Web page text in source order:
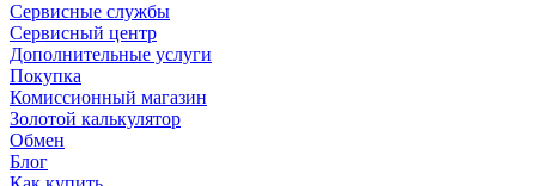
Сервисные службы
Сервисный центр
Дополнительные услуги
Покупка
Комиссионный магазин
Золотой калькулятор
Обмен
Блог